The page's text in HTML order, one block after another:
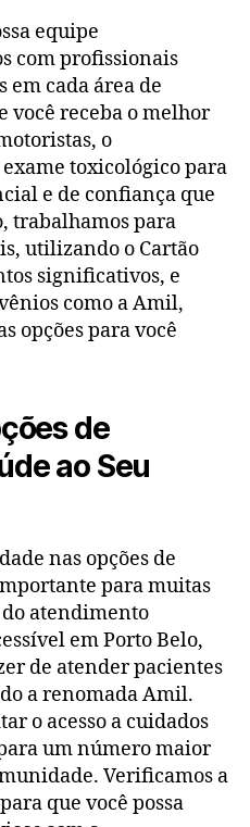
equipe
com profissionais
em cada área de
você receba o melhor
o
toxicológico para
e de confiança que
trabalhamos para
utilizando o Cartão
significativos, e
como a Amil,
opções para você
de
ao Seu
nas opções de
para muitas
atendimento
em Porto Belo,
de atender pacientes
a renomada Amil.
o acesso a cuidados
um número maior
Verificamos a
que você possa